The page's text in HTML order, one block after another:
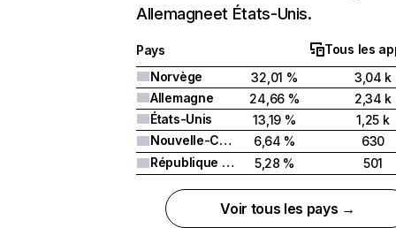
Allemagneet États-Unis.
Pays
Tous les
Norvège
32,01 %
3,04 k
Allemagne
24,66 %
2,34 k
États-Unis
13,19 %
1,25 k
Nouvelle-Calédonie
6,64 %
630
République dominicaine
5,28 % 501
Voir tous les pays →